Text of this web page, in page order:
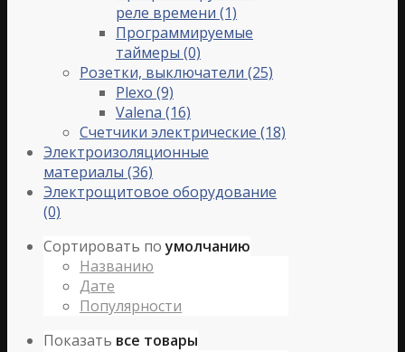
реле времени (1)
Программируемые
таймеры (0)
Розетки, выключатели (25)
Plexo (9)
Valena (16)
Счетчики электрические (18)
Электроизоляционные
материалы (36)
Электрощитовое оборудование
(0)
Сортировать поумолчанию
Названию
Дате
Популярности
Показать все товары